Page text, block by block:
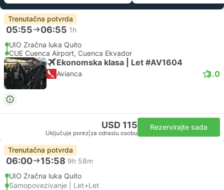
Trenutačna potvrda
05:55 06:55 1h
UIO Zračna luka Quito
CUE Cuenca Airport, Cuenca Ekvador
Ekonomska klasa | Let #AV1604
Avianca 3.0
USD 115
Uključuje porez za odraslu osobu
Rezervirajte sada
Trenutačna potvrda
06:00 15:58 9h 58m
UIO Zračna luka Quito
Samopovezivanje | Let+Let